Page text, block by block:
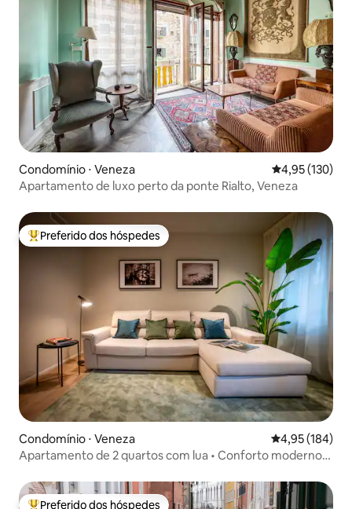
Condomínio ⋅ Veneza 4,95 de uma
4,95 (130)
Apartamento de luxo perto da ponte Rialto, Veneza
Entre os melhores preferidos dos hóspedes
Preferido dos hóspedes
Condomínio ⋅ Veneza 4,95 de uma
4,95 (184)
Apartamento de 2 quartos com lua • Conforto moderno,
Preferido dos hóspedes